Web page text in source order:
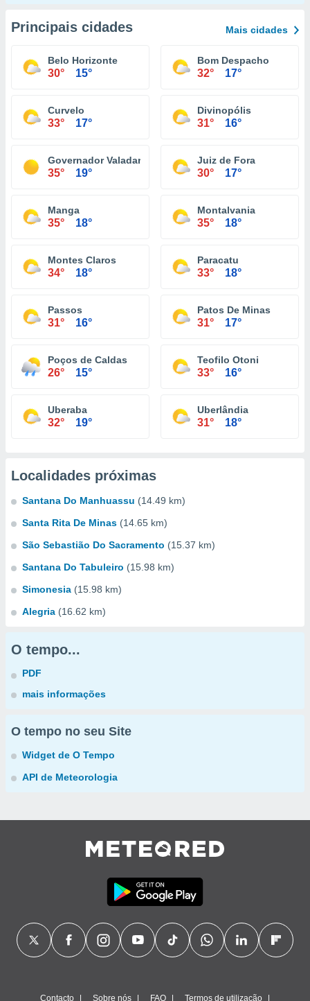
Principais cidades Mais cidades
Belo Horizonte
30° 15°
Bom Despacho
32° 17°
Curvelo
33° 17°
Divinopólis
31° 16°
Governador Valadares
35° 19°
Juiz de Fora
30° 17°
Manga
35° 18°
Montalvania
35° 18°
Montes Claros
34° 18°
Paracatu
33° 18°
Passos
31° 16°
Patos De Minas
31° 17°
Poços de Caldas
26° 15°
Teofilo Otoni
33° 16°
Uberaba
32° 19°
Uberlândia
31° 18°
Localidades próximas
Santana Do Manhuassu (14.49 km)
Santa Rita De Minas (14.65 km)
São Sebastião Do Sacramento (15.37 km)
Santana Do Tabuleiro (15.98 km)
Simonesia (15.98 km)
Alegria (16.62 km)
O tempo...
PDF
mais informações
O tempo no seu Site
Widget de O Tempo
API de Meteorologia
Contacto Sobre nós FAQ Termos de utilização